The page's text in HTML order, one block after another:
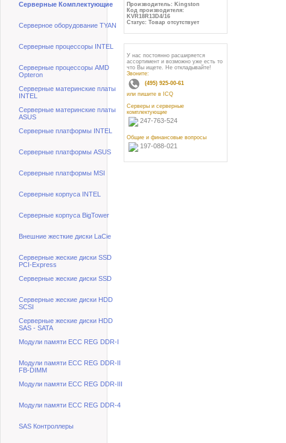
Серверные Комплектующие
Серверное оборудование TYAN
Серверные процессоры INTEL
Серверные процессоры AMD
Opteron
Серверные материнские платы
INTEL
Серверные материнские платы
ASUS
Серверные платформы INTEL
Серверные платформы ASUS
Серверные платформы MSI
Серверные корпуса INTEL
Серверные корпуса BigTower
Внешние жесткие диски LaCie
Серверные жеские диски SSD
PCI-Express
Серверные жеские диски SSD
Серверные жеские диски HDD
SCSI
Серверные жеские диски HDD
SAS - SATA
Модули памяти ECC REG DDR-I
Модули памяти ECC REG DDR-II
FB-DIMM
Модули памяти ECC REG DDR-III
Модули памяти ECC REG DDR-4
SAS Контроллеры
Производитель: Kingston
Код производителя:
KVR18R13D4/16
Статус: Товар отсутствует
У нас постоянно расширяется
ассортимент и возможно уже есть то
что Вы ищете. Не откладывайте!
Звоните:
(495) 925-00-61
или пишите в ICQ
Серверы и серверные
комплектующие
247-763-524
Общие и финансовые вопросы
197-088-021